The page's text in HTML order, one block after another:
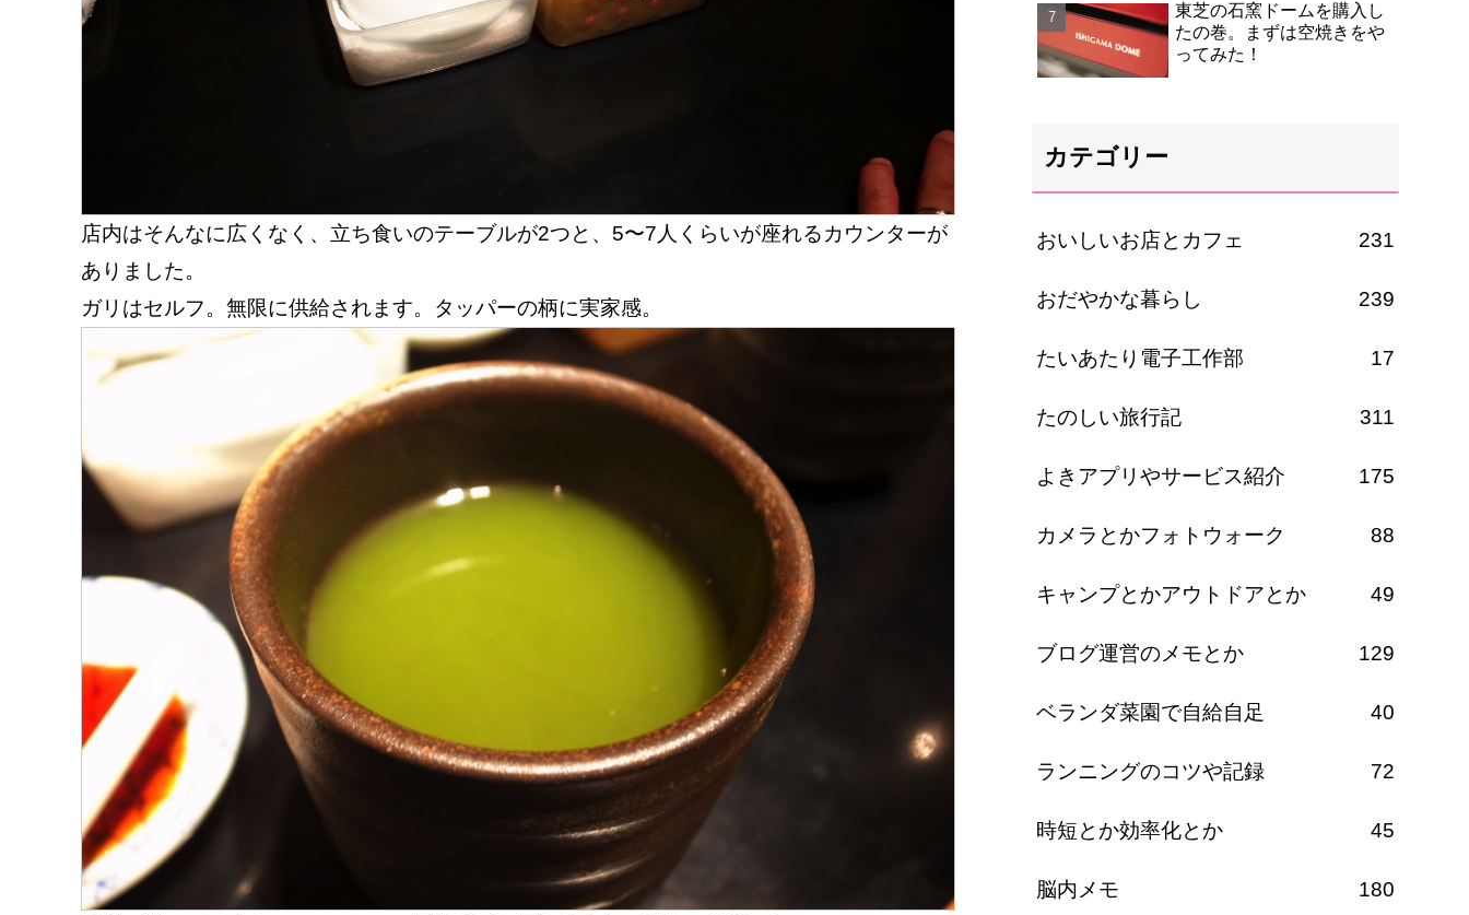
店内はそんなに広くなく、立ち食いのテーブルが2つと、5〜7人くらいが座れるカウンターが
ありました。
ガリはセルフ。無限に供給されます。タッパーの柄に実家感。
東芝の石窯ドームを購入し
たの巻。まずは空焼きをや
ってみた！
カテゴリー
おいしいお店とカフェ 231
おだやかな暮らし 239
たいあたり電子工作部 17
たのしい旅行記 311
よきアプリやサービス紹介 175
カメラとかフォトウォーク 88
キャンプとかアウトドアとか 49
ブログ運営のメモとか 129
ベランダ菜園で自給自足 40
ランニングのコツや記録 72
時短とか効率化とか 45
脳内メモ 180